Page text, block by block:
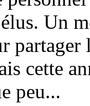
Un
partager
cette
peu...